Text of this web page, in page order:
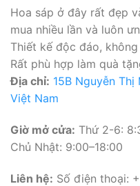
Hoa sáp ở đây rất đẹp
mua nhiều lần và luôn
Thiết kế độc đáo,
Rất phù hợp làm quà
Địa chỉ: 15B Nguyễn Thị
Việt Nam
Giờ mở cửa: Thứ 2-6:
Chủ Nhật: 9:00–18:00
Liên hệ: Số điện thoại: